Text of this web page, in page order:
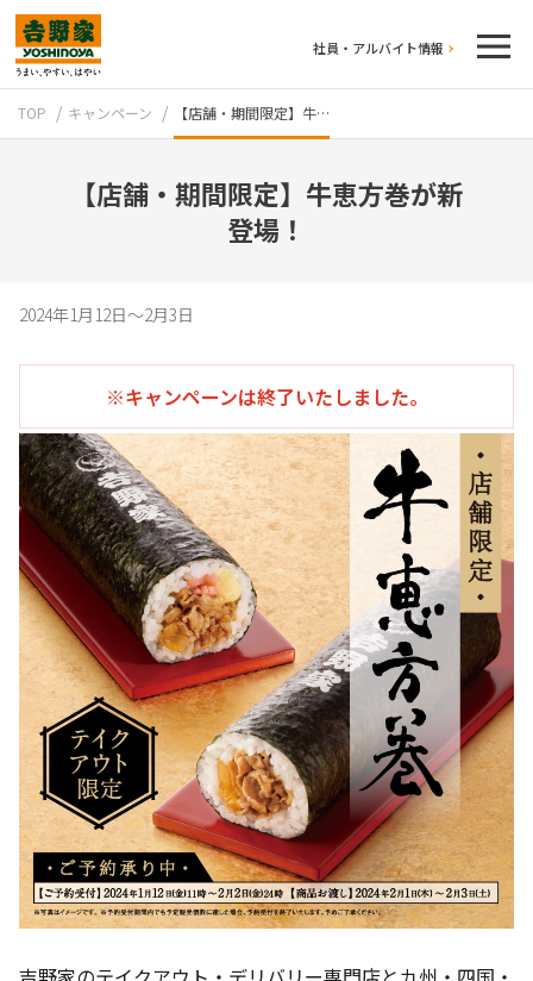
社員・アルバイト情報
テイクアウト
牛丼のこだわり 吉野家の歴史
TOP キャンペーン 【店舗・期間限定】牛…
【店舗・期間限定】牛恵方巻が新
登場！
2024年1月12日～2月3日
※キャンペーンは終了いたしました。